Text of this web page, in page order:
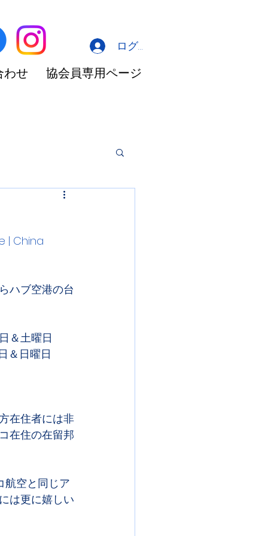
わせ 協会員専用ページ
ログイン
| China
ハブ空港の台
＆土曜日
日の05:35着	毎週　水曜日＆日曜日
在住者には非
在住の在留邦
航空と同じア
は更に嬉しい